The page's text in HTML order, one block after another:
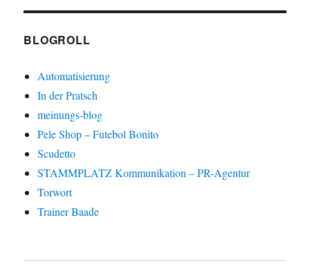
BLOGROLL
Automatisierung
In der Pratsch
meinungs-blog
Pele Shop – Futebol Bonito
Scudetto
STAMMPLATZ Kommunikation – PR-Agentur
Torwort
Trainer Baade